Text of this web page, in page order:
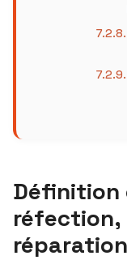
Définition
réfection,